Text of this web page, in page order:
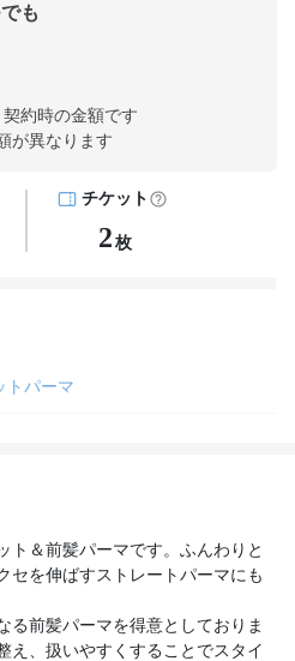
も
約時の金額です
が異なります
チケット
2 枚
トパーマ
ト＆前髪パーマです。ふんわりと
セを伸ばすストレートパーマにも
る前髪パーマを得意としておりま
え、扱いやすくすることでスタイ